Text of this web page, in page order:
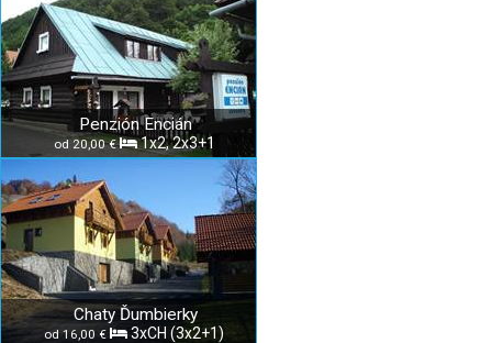
Penzión Encián
od 20,00 € 1x2, 2x3+1
Chaty Ďumbierky
od 16,00 € 3xCH (3x2+1)